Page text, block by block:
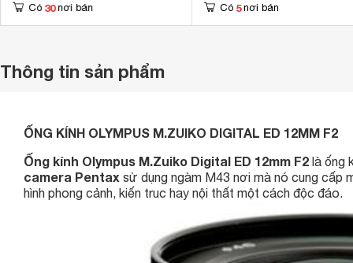
Có 30 nơi bán Có 5 nơi bán
Thông tin sản phẩm
ỐNG KÍNH OLYMPUS M.ZUIKO DIGITAL ED 12MM F2
Ống kính Olympus M.Zuiko Digital ED 12mm F2 là ống
camera Pentax sử dụng ngàm M43 nơi mà nó cung
hình phong cảnh, kiến truc hay nội thất một cách độc đáo.